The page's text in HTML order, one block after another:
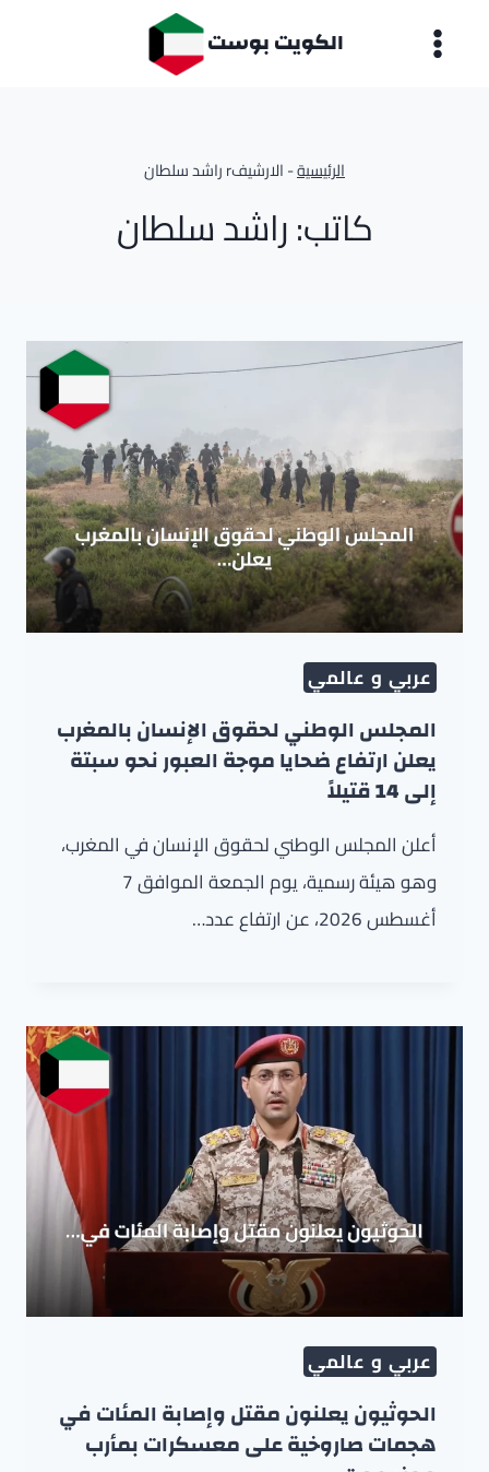
الكويت بوست
الرئيسية-الارشيفr راشد سلطان
كاتب: راشد سلطان
عربي و عالمي
المجلس الوطني لحقوق الإنسان بالمغرب
يعلن ارتفاع ضحايا موجة العبور نحو سبتة
إلى 14 قتيلاً
أعلن المجلس الوطني لحقوق الإنسان في المغرب،
وهو هيئة رسمية، يوم الجمعة الموافق 7
أغسطس 2026، عن ارتفاع عدد…
عربي و عالمي
الحوثيون يعلنون مقتل وإصابة المئات في
هجمات صاروخية على معسكرات بمأرب